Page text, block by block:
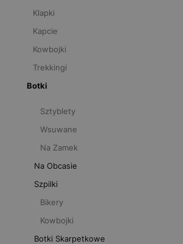
Klapki
Kapcie
Kowbojki
Trekkingi
Botki
Sztyblety
Wsuwane
Na Zamek
Na Obcasie
Szpilki
Bikery
Kowbojki
Botki Skarpetkowe